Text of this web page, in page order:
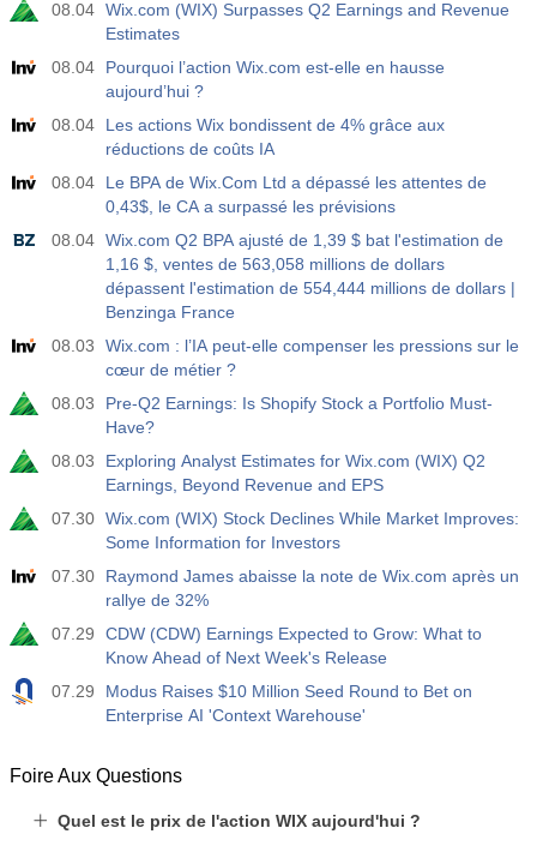
Positions nettes non commerciales de CFTC Gold
Act
Fcst
Prev
Positions nettes non commerciales du pétrole brut
CFTC
Fcst
Prev
CFTC S&amp;P 500 Positions nettes non
commerciales
-17.2 K
19:30
USD
CFTC Nasdaq 100 Positions nettes non commerciales
4.9 K
08.04 Wix.com (WIX) Surpasses Q2 Earnings and Revenue
Estimates
08.04
Pourquoi l’action Wix.com est-elle en hausse
aujourd’hui ?
08.04
Les actions Wix bondissent de 4% grâce aux
réductions de coûts IA
08.04
Le BPA de Wix.Com Ltd a dépassé les attentes de
0,43$, le CA a surpassé les prévisions
08.04 Wix.com Q2 BPA ajusté de 1,39 $ bat l'estimation de
1,16 $, ventes de 563,058 millions de dollars
dépassent l'estimation de 554,444 millions de dollars |
Benzinga France
08.03
Wix.com : l’IA peut-elle compenser les pressions sur le
cœur de métier ?
08.03
Pre-Q2 Earnings: Is Shopify Stock a Portfolio Must-
Have?
08.03
Exploring Analyst Estimates for Wix.com (WIX) Q2
Earnings, Beyond Revenue and EPS
07.30 Wix.com (WIX) Stock Declines While Market Improves:
Some Information for Investors
07.30
Raymond James abaisse la note de Wix.com après un
rallye de 32%
07.29
CDW (CDW) Earnings Expected to Grow: What to
Know Ahead of Next Week's Release
07.29
Modus Raises $10 Million Seed Round to Bet on
Enterprise AI 'Context Warehouse'
Foire Aux Questions
Quel est le prix de l'action WIX aujourd'hui ?